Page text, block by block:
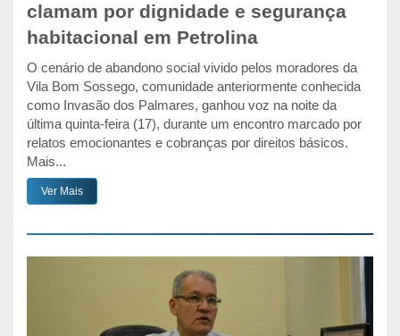
clamam por dignidade e segurança
habitacional em Petrolina
O cenário de abandono social vivido pelos moradores da
Vila Bom Sossego, comunidade anteriormente conhecida
como Invasão dos Palmares, ganhou voz na noite da
última quinta-feira (17), durante um encontro marcado por
relatos emocionantes e cobranças por direitos básicos.
Mais...
Ver Mais